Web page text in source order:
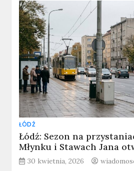
ŁÓDŹ
Łódź: Sezon na
Młynku i Stawach Jana
30 kwietnia, 2026